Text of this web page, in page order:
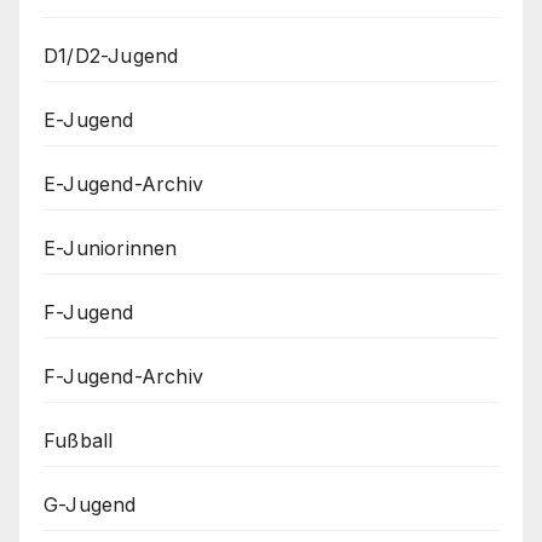
D1/D2-Jugend
E-Jugend
E-Jugend-Archiv
E-Juniorinnen
F-Jugend
F-Jugend-Archiv
Fußball
G-Jugend